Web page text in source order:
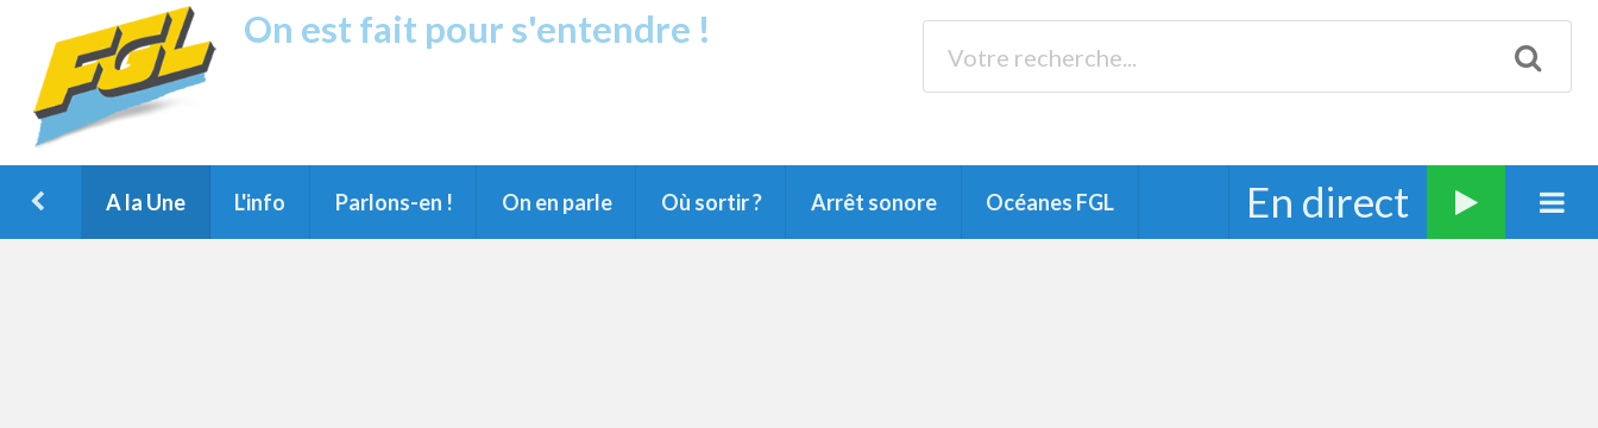
On est fait pour s'entendre !
A la Une L'info Parlons-en ! On en parle Où sortir ? Arrêt sonore Océanes FGL En direct